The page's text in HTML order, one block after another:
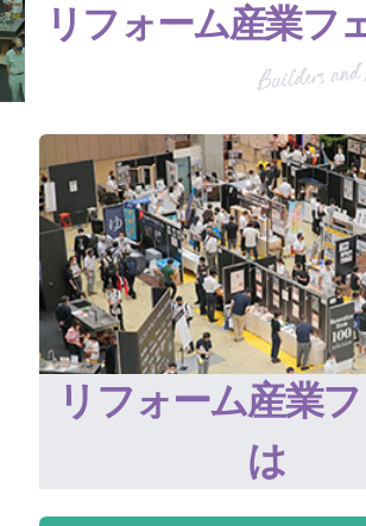
リフォーム産業フ
リフォーム産業
は